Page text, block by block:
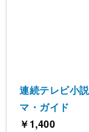
連続テレビ小
マ・ガイド
￥1,400